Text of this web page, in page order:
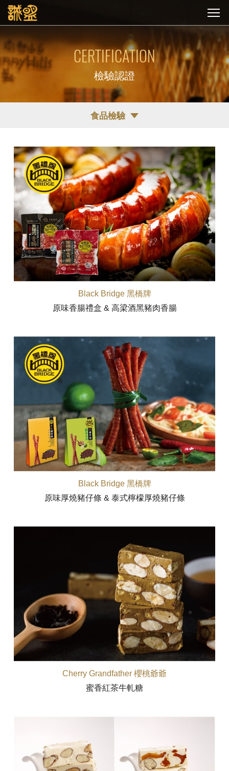
CERTIFICATION
檢驗認證
食品檢驗
Black Bridge 黑橋牌
原味香腸禮盒 & 高梁酒黑豬肉香腸
Black Bridge 黑橋牌
原味厚燒豬仔條 & 泰式檸檬厚燒豬仔條
Cherry Grandfather 櫻桃爺爺
蜜香紅茶牛軋糖